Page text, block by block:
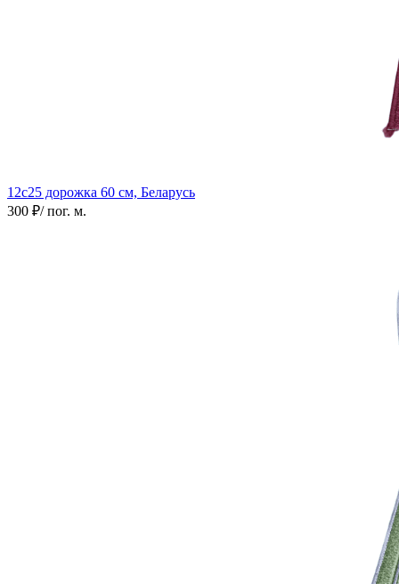
12с25 дорожка 60 см, Беларусь
300 ₽/ пог. м.